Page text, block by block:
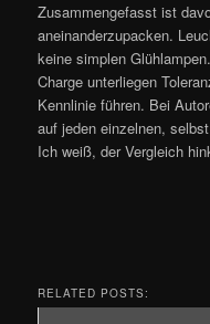
Zusammengefasst ist
aneinanderzupacken.
keine simplen
Charge unterliegen
Kennlinie führen. Bei
auf jeden einzelnen,
Ich weiß, der Vergleich
RELATED POSTS: